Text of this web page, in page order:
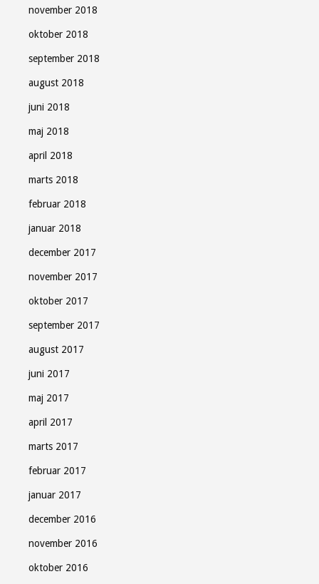
november 2018
oktober 2018
september 2018
august 2018
juni 2018
maj 2018
april 2018
marts 2018
februar 2018
januar 2018
december 2017
november 2017
oktober 2017
september 2017
august 2017
juni 2017
maj 2017
april 2017
marts 2017
februar 2017
januar 2017
december 2016
november 2016
oktober 2016